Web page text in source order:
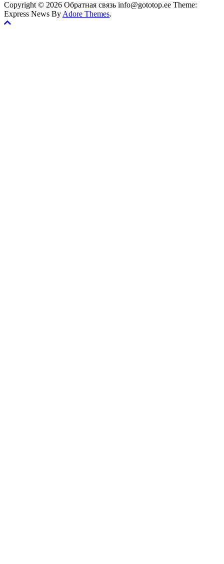
Copyright © 2026 Обратная связь info@gototop.ee Theme:
Express News By Adore Themes.